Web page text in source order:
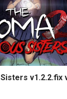
v1.2.2.fix